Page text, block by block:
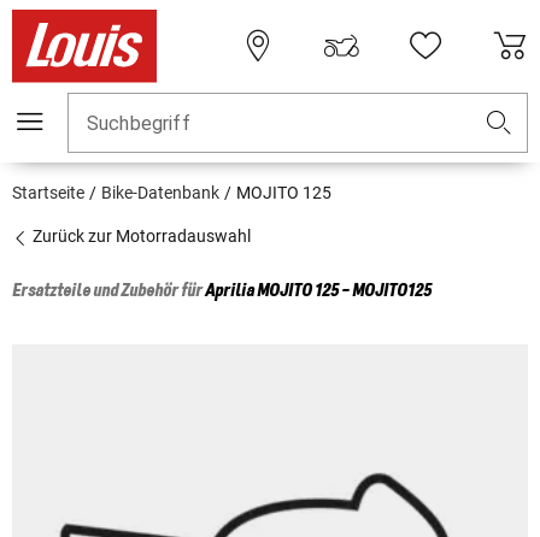
Suchbegriff
Startseite Bike-Datenbank MOJITO 125
Zurück zur Motorradauswahl
Ersatzteile und Zubehör fürApriliaMOJITO 125 - MOJITO125